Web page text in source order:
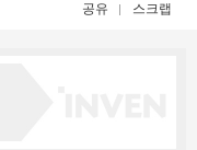
공유 스크랩